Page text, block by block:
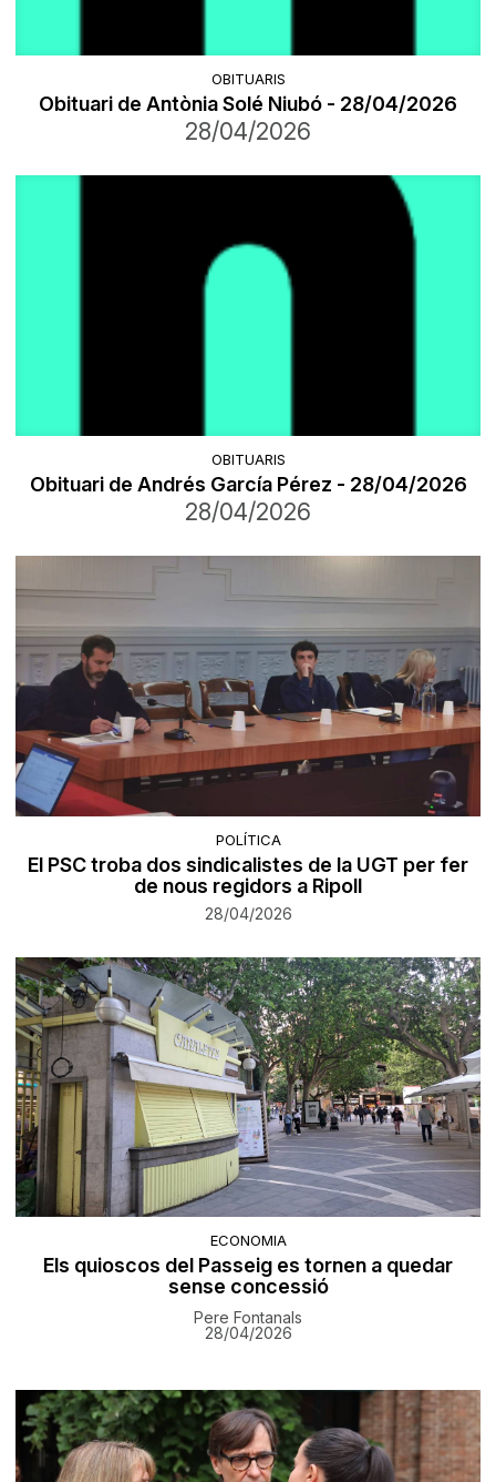
OBITUARIS
Obituari de Antònia Solé Niubó - 28/04/2026
28/04/2026
OBITUARIS
Obituari de Andrés García Pérez - 28/04/2026
28/04/2026
POLÍTICA
El PSC troba dos sindicalistes de la UGT per fer
de nous regidors a Ripoll
28/04/2026
ECONOMIA
Els quioscos del Passeig es tornen a quedar
sense concessió
Pere Fontanals
28/04/2026